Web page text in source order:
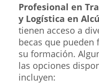
Profesional en
y Logística en
tienen acceso a
becas que pueden
su formación.
las opciones
incluyen: